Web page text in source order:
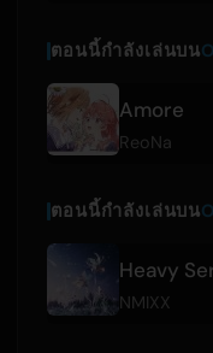
ตอนนี้กำลังเล่นบน
Amore
ReoNa
ตอนนี้กำลังเล่นบน
Heavy
NMIXX